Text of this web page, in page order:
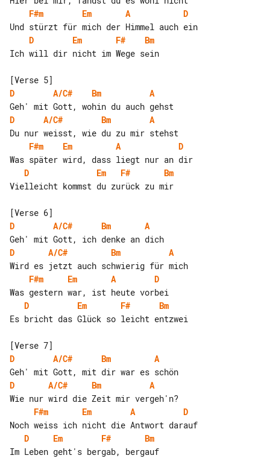
F#m
Em A
D
D
Em F#
Bm
Ich will dir nicht im Wege sеin
D
A/C# Bm
A
D
A/C# Bm
A
F#m
Em A
D
D
Em F#
Bm
Vielleicht kommst du zurück zu mir
D
A/C# Bm
A
D
A/C# Bm
A
F#m
Em A
D
D
Em F#
Bm
Es bricht das Glück so leicht entzwei
D
A/C# Bm
A
D
A/C# Bm
A
F#m
Em A
D
D
Em F#
Bm
Im Leben geht's bergab, bergauf